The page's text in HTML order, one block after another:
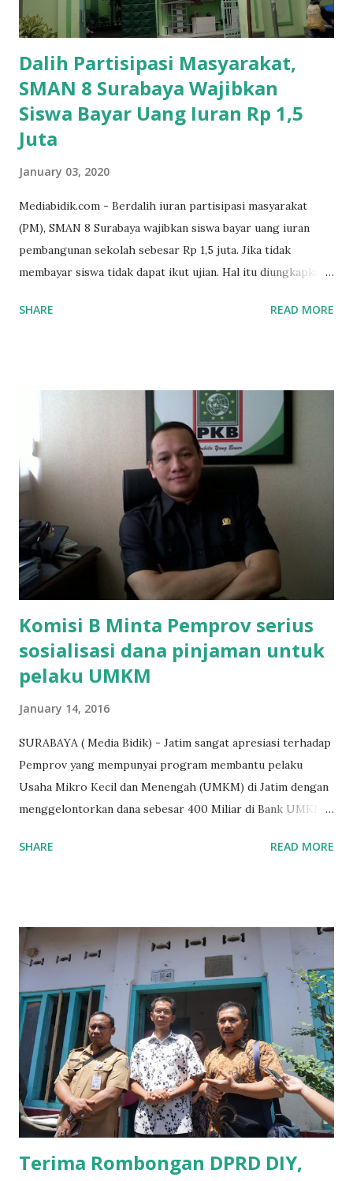
Dalih Partisipasi Masyarakat,
SMAN 8 Surabaya Wajibkan
Siswa Bayar Uang Iuran Rp 1,5
Juta
January 03, 2020
Mediabidik.com - Berdalih iuran partisipasi masyarakat
(PM), SMAN 8 Surabaya wajibkan siswa bayar uang iuran
pembangunan sekolah sebesar Rp 1,5 juta. Jika tidak
membayar siswa tidak dapat ikut ujian. Hal itu diungkapkan
SMAN 8 Jalan Iskandar Muda Surabaya mengatakan, ada
Mujib menambahkan, akhirnya terpaksa ortu nya pinjam
uang tetangga 500 ribu, agar anaknya bisa ikut ujian.
"Kasihan dia sudah tidak punya ayah, ibunya saudara saya,
kerja sebagai pembantu rumah tangga. Tolong dibantu mas,
agar uang bisa kembali,"ungkapnya. Perihal adanya
penarikan uang iuran untuk pembangunan gedung sekolah,
dibenarkan oleh Atika Fadhilah siswa kelas XI saat
diwawancarai. "Benar, bilangnya wajib Rp 1,5 juta dan waktu
terakh...
SHARE READ MORE
Komisi B Minta Pemprov serius
sosialisasi dana pinjaman untuk
pelaku UMKM
January 14, 2016
SURABAYA ( Media Bidik) - Jatim sangat apresiasi terhadap
Pemprov yang mempunyai program membantu pelaku
Usaha Mikro Kecil dan Menengah (UMKM) di Jatim dengan
menggelontorkan dana sebesar 400 Miliar di Bank UMKM
UMKM di Jatim. Namun Chusainuddin,S.Sos Anggota Komisi
yang sebenarnya ada dana pinjaman lunak untuk mereka. "
Ketika saya menjalankan Reses di Blitar,Kediri dan
Tulungagung , banyak masyarakat sana tak mengetahui ada
dana pinjaman lunak di Bank UMKM untuk para pelaku
UMKM, karena sebenarnya jika Pemprov serius
memberikan sosialisasi sampai ke tingkat desa,maka saya
yakin masyarakat sangat senang sekali," ucap pria yang
akrab dipanggil Gus Udin tersebut. Apalagi menyambut
MEA, seharusnya pelaku UMKM sudah mengerti kalau ada
dana pinjaman unt...
SHARE READ MORE
Terima Rombongan DPRD DIY,